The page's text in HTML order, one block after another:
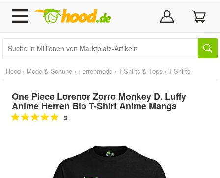
Hood › Mode & Schuhe › Herrenmode › T-Shirts & Tops › T-Shirts
One Piece Lorenor Zorro Monkey D. Luffy
Anime Herren Bio T-Shirt Anime Manga
2